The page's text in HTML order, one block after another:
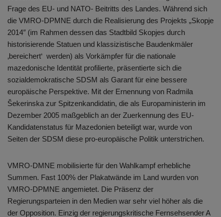
Frage des EU- und NATO- Beitritts des Landes. Während sich
die VMRO-DPMNE durch die Realisierung des Projekts „Skopje
2014″ (im Rahmen dessen das Stadtbild Skopjes durch
historisierende Statuen und klassizistische Baudenkmäler
‚bereichert‘ werden) als Vorkämpfer für die nationale
mazedonische Identität profilierte, präsentierte sich die
sozialdemokratische SDSM als Garant für eine bessere
europäische Perspektive. Mit der Ernennung von Radmila
Šekerinska zur Spitzenkandidatin, die als Europaministerin im
Dezember 2005 maßgeblich an der Zuerkennung des EU-
Kandidatenstatus für Mazedonien beteiligt war, wurde von
Seiten der SDSM diese pro-europäische Politik unterstrichen.
VMRO-DMNE mobilisierte für den Wahlkampf erhebliche
Summen. Fast 100% der Plakatwände im Land wurden von
VMRO-DPMNE angemietet. Die Präsenz der
Regierungsparteien in den Medien war sehr viel höher als die
der Opposition. Einzig der regierungskritische Fernsehsender A